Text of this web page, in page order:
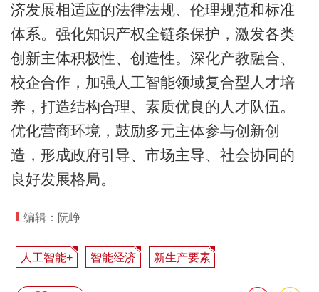
济发展相适应的法律法规、伦理规范和标准
体系。强化知识产权全链条保护，激发各类
创新主体积极性、创造性。深化产教融合、
校企合作，加强人工智能领域复合型人才培
养，打造结构合理、素质优良的人才队伍。
优化营商环境，鼓励多元主体参与创新创
造，形成政府引导、市场主导、社会协同的
良好发展格局。
编辑：阮峥
人工智能+ 智能经济 新生产要素